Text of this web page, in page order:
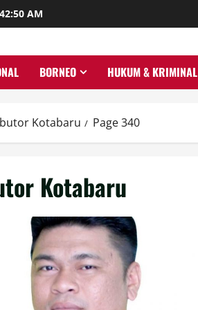
AM
BORNEO HUKUM & KRIMINAL
Kotabaru Page 340
Kotabaru